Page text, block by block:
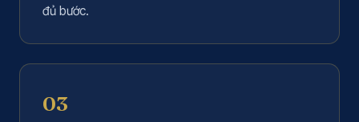
đủ bước.
03